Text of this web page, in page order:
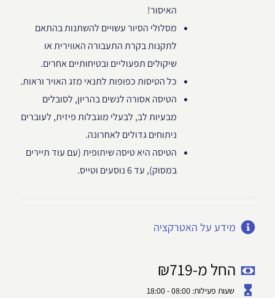
האיסור!
מסלולי הסיור עשויים להשתנות בהתאם
לתקנות בקרת התעבורה האווירית או
שיקולים תפעוליים ובטיחותיים אחרים.
כל הטיסות כפופות לתנאי מזג האויר וראות.
הטיסה אסורה לנשים בהריון, לסובלים
מבעיות לב, לבעלי מוגבלות פיזית, לעוברים
ניתוחים גדולים לאחרונה.
הטיסה היא טיסה שיתופית (עם עוד תיירים
במסוק), עד 6 נוסעים וטייס.
מידע על האטרקציה
החל מ- ₪719
שעות פעילות: 08:00 - 18:00